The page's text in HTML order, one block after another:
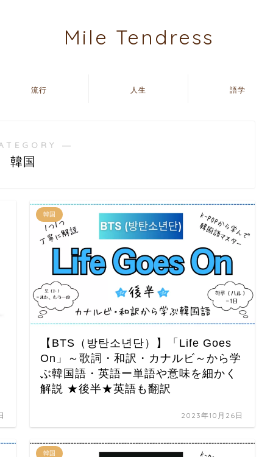
Mile Tendress
流行 人生 語学
―
韓国
韓国
【BTS（방탄소년단）】「Life Goes
On」～歌詞・和訳・カナルビ～から学
ぶ韓国語・英語ー単語や意味を細かく
解説 ★後半★英語も翻訳
2023年10月26日
韓国